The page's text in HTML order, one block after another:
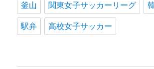
釜山 関東女子サッカーリーグ
駅弁 高校女子サッカー